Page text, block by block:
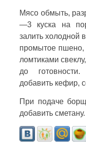
Мясо обмыть,
—3 куска на
залить холодной
промытое пшено,
ломтиками
до
добавить кефир,
При подаче
добавить сметану.